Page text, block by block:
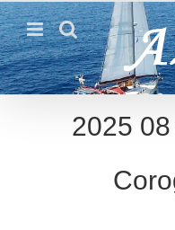
Passer
au
contenu
2025